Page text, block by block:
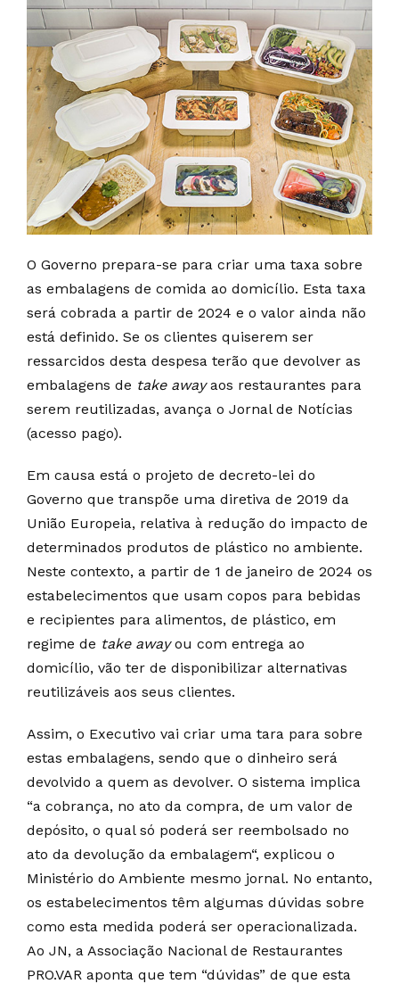
O Governo prepara-se para criar uma taxa sobre
as embalagens de comida ao domicílio. Esta taxa
será cobrada a partir de 2024 e o valor ainda não
está definido. Se os clientes quiserem ser
ressarcidos desta despesa terão que devolver as
embalagens de take awayaos restaurantes para
serem reutilizadas, avança o Jornal de Notícias
(acesso pago).
Em causa está o projeto de decreto-lei do
Governo que transpõe uma diretiva de 2019 da
União Europeia, relativa à redução do impacto de
determinados produtos de plástico no ambiente.
Neste contexto, a partir de 1 de janeiro de 2024 os
estabelecimentos que usam copos para bebidas
e recipientes para alimentos, de plástico, em
regime de take awayou com entrega ao
domicílio, vão ter de disponibilizar alternativas
reutilizáveis aos seus clientes.
Assim, o Executivo vai criar uma tara para sobre
estas embalagens, sendo que o dinheiro será
devolvido a quem as devolver. O sistema implica
“a cobrança, no ato da compra, de um valor de
depósito, o qual só poderá ser reembolsado no
ato da devolução da embalagem“, explicou o
Ministério do Ambiente mesmo jornal. No entanto,
os estabelecimentos têm algumas dúvidas sobre
como esta medida poderá ser operacionalizada.
Ao JN, a Associação Nacional de Restaurantes
PRO.VAR aponta que tem “dúvidas” de que esta